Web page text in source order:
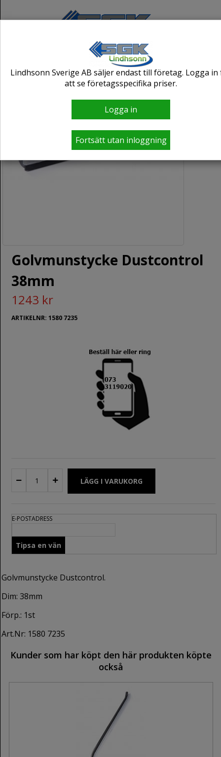
Lindhsonn Sverige AB säljer endast till företag. Logga
att se företagsspecifika priser.
Logga in
Fortsätt utan inloggning
Golvmunstycke Dustcontrol
38mm
1243 kr
ARTIKELNR: 1580 7235
E-POSTADRESS
Golvmunstycke Dustcontrol.
Dim: 38mm
Förp.: 1st
Art.Nr: 1580 7235
Kunder som har köpt den här produkten köpte
också